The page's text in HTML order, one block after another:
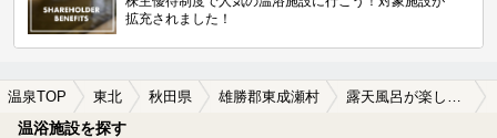
拡充されました！
温泉TOP 東北 秋田県 雄勝郡東成瀬村
温浴施設を探す